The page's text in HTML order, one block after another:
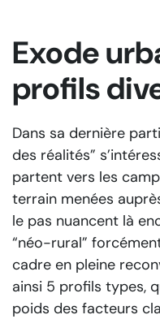
Exode
profils
Dans sa dernière
des réalités”
partent vers les
terrain menées
le pas nuancent là
“néo-rural”
cadre en pleine
ainsi 5 profils types,
poids des facteurs